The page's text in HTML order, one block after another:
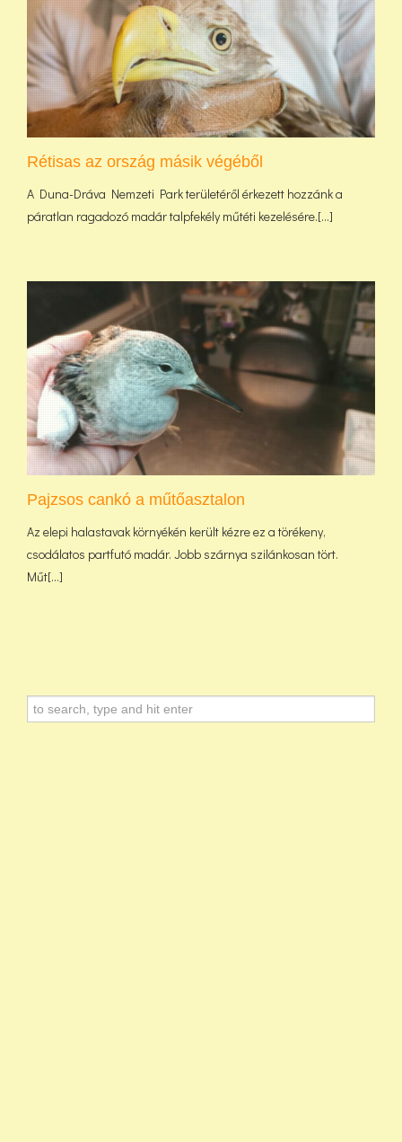
Rétisas az ország másik végéből
A Duna-Dráva Nemzeti Park területéről érkezett hozzánk a
páratlan ragadozó madár talpfekély műtéti kezelésére.[...]
Pajzsos cankó a műtőasztalon
Az elepi halastavak környékén került kézre ez a törékeny,
csodálatos partfutó madár. Jobb szárnya szilánkosan tört.
Műt[...]